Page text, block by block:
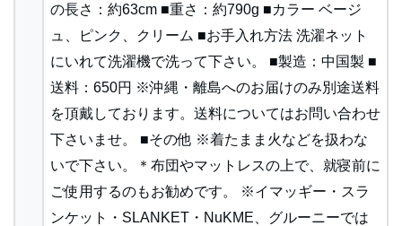
の長さ：約63cm ■重さ：約790g ■カラー ベージ
ュ、ピンク、クリーム ■お手入れ方法 洗濯ネット
にいれて洗濯機で洗って下さい。 ■製造：中国製 ■
送料：650円 ※沖縄・離島へのお届けのみ別途送料
を頂戴しております。送料についてはお問い合わせ
下さいませ。 ■その他 ※着たまま火などを扱わな
いで下さい。＊布団やマットレスの上で、就寝前に
ご使用するのもお勧めです。 ※イマッギー・スラ
ンケット・SLANKET・NuKME、グルーニーでは